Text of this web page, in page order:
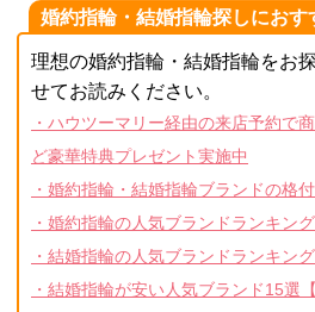
婚約指輪・結婚指輪探しにおす
理想の婚約指輪・結婚指輪をお
せてお読みください。
・ハウツーマリー経由の来店予約で
ど豪華特典プレゼント実施中
・婚約指輪・結婚指輪ブランドの格
・婚約指輪の人気ブランドランキング
・結婚指輪の人気ブランドランキン
・結婚指輪が安い人気ブランド15選